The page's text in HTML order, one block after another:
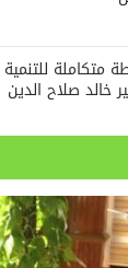
متكاملة
خالد صلاح الدين